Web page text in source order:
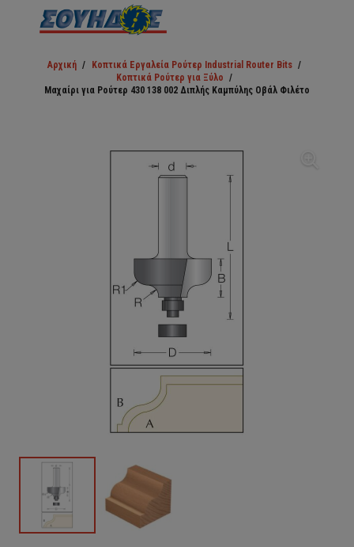
Αρχική / Κοπτικά Εργαλεία Ρούτερ Industrial Router Bits /
Κοπτικά Ρούτερ για Ξύλο /
Μαχαίρι για Ρούτερ 430 138 002 Διπλής Καμπύλης Οβάλ Φιλέτο